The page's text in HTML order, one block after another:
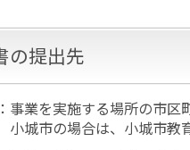
の提出先
事業を実施する場所の市区
合は、小城市教育委